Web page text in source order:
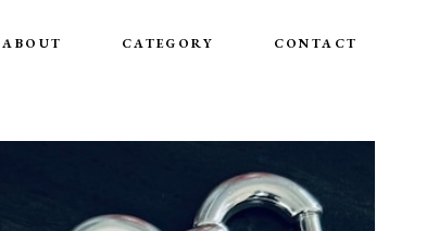
ABOUT CATEGORY CONTACT